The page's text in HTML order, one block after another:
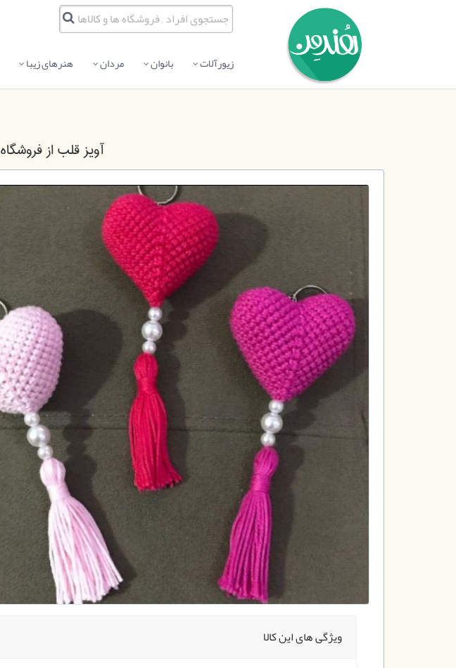
زیورآلات بانوان مردان هنرهای زیبا
آویز قلباز فروشگاه
ویژگی های این کالا